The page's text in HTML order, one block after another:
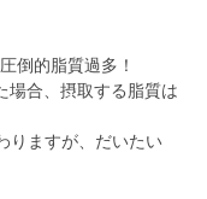
倒的脂質過多！
場合、摂取する脂質は
りますが、だいたい